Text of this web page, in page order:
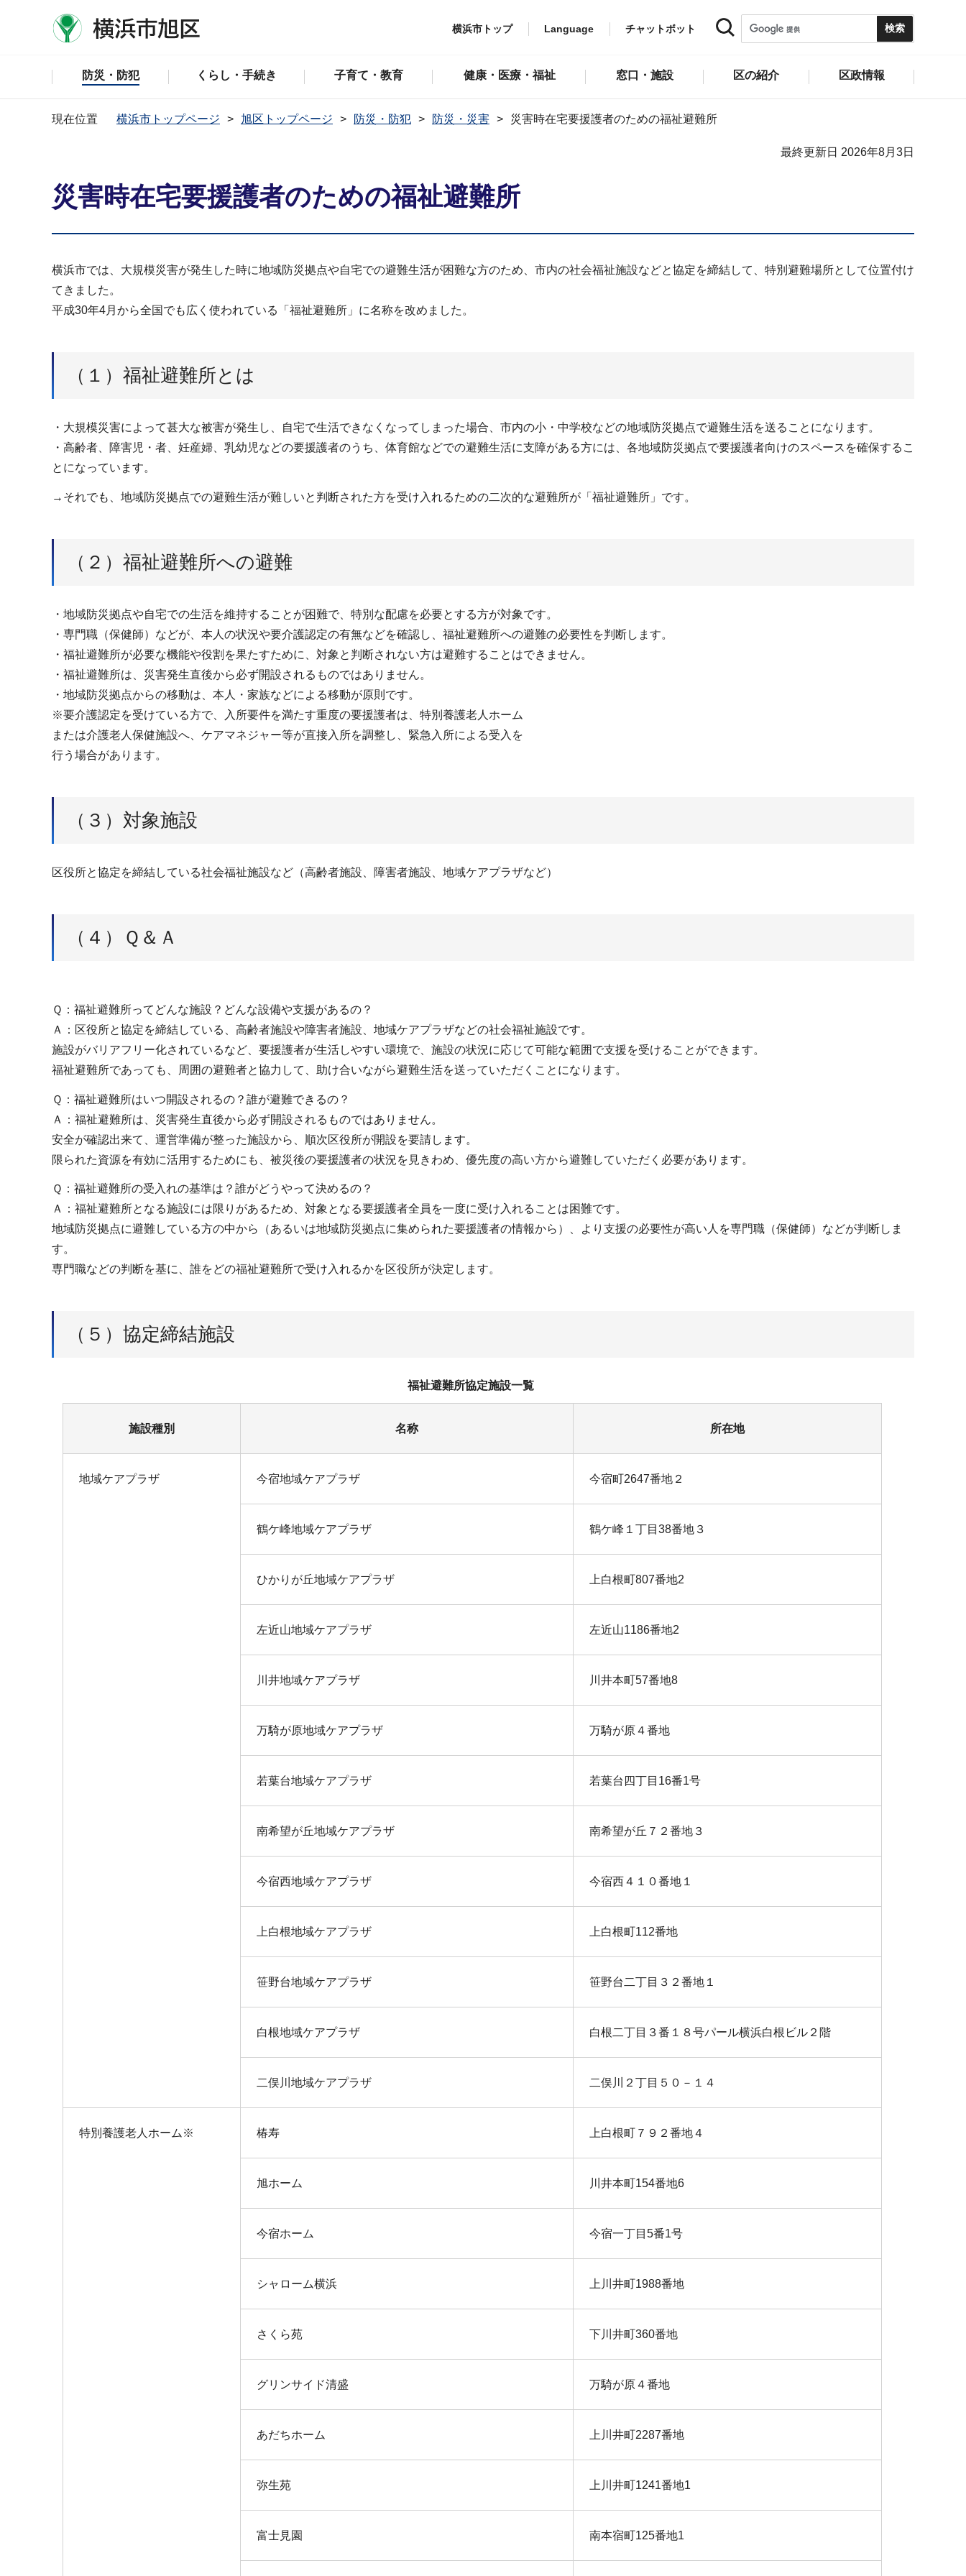
横浜市トップ Language チャットボット
防災・防犯 くらし・手続き 子育て・教育 健康・医療・福祉 窓口・施設 区の紹介 区政情報
現在位置 横浜市トップページ 旭区トップページ 防災・防犯 防災・災害 災害時在宅要援護者のための福祉避難所
最終更新日 2026年8月3日
災害時在宅要援護者のための福祉避難所
横浜市では、大規模災害が発生した時に地域防災拠点や自宅での避難生活が困難な方のため、市内の社会福祉施設などと協定を締結して、特別避難場所として位置付け
てきました。
平成30年4月から全国でも広く使われている「福祉避難所」に名称を改めました。
（１）福祉避難所とは
・大規模災害によって甚大な被害が発生し、自宅で生活できなくなってしまった場合、市内の小・中学校などの地域防災拠点で避難生活を送ることになります。
・高齢者、障害児・者、妊産婦、乳幼児などの要援護者のうち、体育館などでの避難生活に支障がある方には、各地域防災拠点で要援護者向けのスペースを確保するこ
とになっています。
→それでも、地域防災拠点での避難生活が難しいと判断された方を受け入れるための二次的な避難所が「福祉避難所」です。
（２）福祉避難所への避難
・地域防災拠点や自宅での生活を維持することが困難で、特別な配慮を必要とする方が対象です。
・専門職（保健師）などが、本人の状況や要介護認定の有無などを確認し、福祉避難所への避難の必要性を判断します。
・福祉避難所が必要な機能や役割を果たすために、対象と判断されない方は避難することはできません。
・福祉避難所は、災害発生直後から必ず開設されるものではありません。
・地域防災拠点からの移動は、本人・家族などによる移動が原則です。
※要介護認定を受けている方で、入所要件を満たす重度の要援護者は、特別養護老人ホーム
または介護老人保健施設へ、ケアマネジャー等が直接入所を調整し、緊急入所による受入を
行う場合があります。
（３）対象施設
区役所と協定を締結している社会福祉施設など（高齢者施設、障害者施設、地域ケアプラザなど）
（４）Ｑ＆Ａ
Ｑ：福祉避難所ってどんな施設？どんな設備や支援があるの？
Ａ：区役所と協定を締結している、高齢者施設や障害者施設、地域ケアプラザなどの社会福祉施設です。
施設がバリアフリー化されているなど、要援護者が生活しやすい環境で、施設の状況に応じて可能な範囲で支援を受けることができます。
福祉避難所であっても、周囲の避難者と協力して、助け合いながら避難生活を送っていただくことになります。
Ｑ：福祉避難所はいつ開設されるの？誰が避難できるの？
Ａ：福祉避難所は、災害発生直後から必ず開設されるものではありません。
安全が確認出来て、運営準備が整った施設から、順次区役所が開設を要請します。
限られた資源を有効に活用するためにも、被災後の要援護者の状況を見きわめ、優先度の高い方から避難していただく必要があります。
Ｑ：福祉避難所の受入れの基準は？誰がどうやって決めるの？
Ａ：福祉避難所となる施設には限りがあるため、対象となる要援護者全員を一度に受け入れることは困難です。
地域防災拠点に避難している方の中から（あるいは地域防災拠点に集められた要援護者の情報から）、より支援の必要性が高い人を専門職（保健師）などが判断しま
す。
専門職などの判断を基に、誰をどの福祉避難所で受け入れるかを区役所が決定します。
（５）協定締結施設
福祉避難所協定施設一覧
施設種別 名称 所在地
地域ケアプラザ 今宿地域ケアプラザ 今宿町2647番地２
鶴ケ峰地域ケアプラザ 鶴ケ峰１丁目38番地３
ひかりが丘地域ケアプラザ 上白根町807番地2
左近山地域ケアプラザ 左近山1186番地2
川井地域ケアプラザ 川井本町57番地8
万騎が原地域ケアプラザ 万騎が原４番地
若葉台地域ケアプラザ 若葉台四丁目16番1号
南希望が丘地域ケアプラザ 南希望が丘７２番地３
今宿西地域ケアプラザ 今宿西４１０番地１
上白根地域ケアプラザ 上白根町112番地
笹野台地域ケアプラザ 笹野台二丁目３２番地１
白根地域ケアプラザ 白根二丁目３番１８号パール横浜白根ビル２階
二俣川地域ケアプラザ 二俣川２丁目５０－１４
特別養護老人ホーム※ 椿寿 上白根町７９２番地４
旭ホーム 川井本町154番地6
今宿ホーム 今宿一丁目5番1号
シャローム横浜 上川井町1988番地
さくら苑 下川井町360番地
グリンサイド清盛 万騎が原４番地
あだちホーム 上川井町2287番地
弥生苑 上川井町1241番地1
富士見園 南本宿町125番地1